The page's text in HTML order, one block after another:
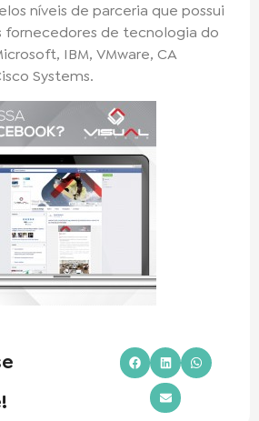
níveis de parceria que possui
fornecedores de tecnologia do
IBM, VMware, CA
Systems.